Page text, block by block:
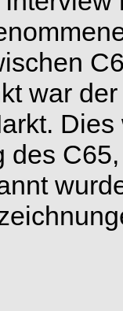
war
des